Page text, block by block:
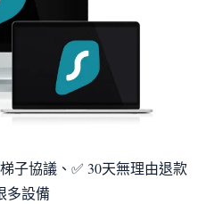
子協議、✅ 30天無理由退款
多設備